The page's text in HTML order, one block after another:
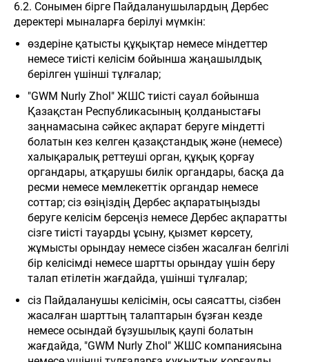
6.2. Сонымен бірге Пайдаланушылардың Дербес
деректері мыналарға берілуі мүмкін:
өздеріне қатысты құқықтар немесе міндеттер
немесе тиісті келісім бойынша жаңашылдық
берілген үшінші тұлғалар;
"GWM Nurly Zhol" ЖШС тиісті сауал бойынша
Қазақстан Республикасының қолданыстағы
заңнамасына сәйкес ақпарат беруге міндетті
болатын кез келген қазақстандық және (немесе)
халықаралық реттеуші орган, құқық қорғау
органдары, атқарушы билік органдары, басқа да
ресми немесе мемлекеттік органдар немесе
соттар; сіз өзіңіздің Дербес ақпаратыңызды
беруге келісім берсеңіз немесе Дербес ақпаратты
сізге тиісті тауарды ұсыну, қызмет көрсету,
жұмысты орындау немесе сізбен жасалған белгілі
бір келісімді немесе шартты орындау үшін беру
талап етілетін жағдайда, үшінші тұлғалар;
сіз Пайдаланушы келісімін, осы саясатты, сізбен
жасалған шарттың талаптарын бұзған кезде
немесе осындай бұзушылық қаупі болатын
жағдайда, "GWM Nurly Zhol" ЖШС компаниясына